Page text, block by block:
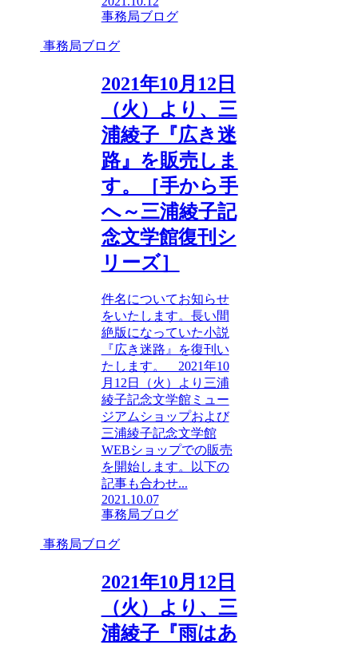
事務局ブログ
事務局ブログ
2021年10月12日
（火）より、三
浦綾子『広き迷
路』を販売しま
す。［手から手
へ～三浦綾子記
念文学館復刊シ
リーズ］
件名についてお知らせ
をいたします。長い間
絶版になっていた小説
『広き迷路』を復刊い
たします。 2021年10
月12日（火）より三浦
綾子記念文学館ミュー
ジアムショップおよび
三浦綾子記念文学館
WEBショップでの販売
を開始します。以下の
記事も合わせ...
2021.10.07
事務局ブログ
事務局ブログ
2021年10月12日
（火）より、三
浦綾子『雨はあ